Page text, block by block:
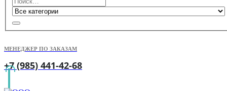
МЕНЕДЖЕР ПО ЗАКАЗАМ
+7 (985) 441-42-68